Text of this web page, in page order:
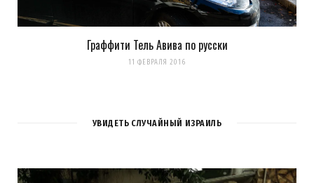
Граффити Тель Авива по русски
11 ФЕВРАЛЯ 2016
УВИДЕТЬ СЛУЧАЙНЫЙ ИЗРАИЛЬ